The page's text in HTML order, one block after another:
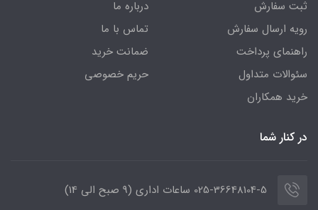
ثبت سفارش
رویه ارسال سفارش
راهنمای پرداخت
سئوالات متداول
خرید همکاران
درباره ما
تماس با ما
ضمانت خرید
حریم خصوصی
در کنار شما
025-36648104-5 ساعات اداری (9 صبح الی 14)